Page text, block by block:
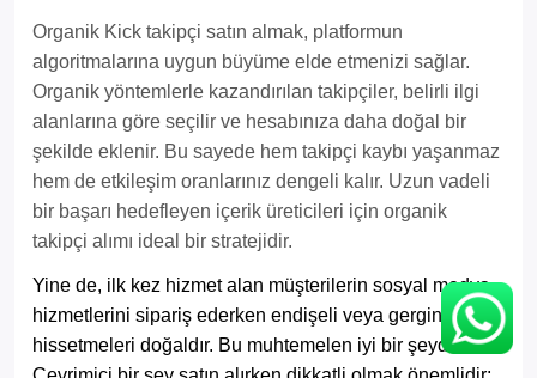
Organik Kick takipçi satın almak, platformun
algoritmalarına uygun büyüme elde etmenizi sağlar.
Organik yöntemlerle kazandırılan takipçiler, belirli ilgi
alanlarına göre seçilir ve hesabınıza daha doğal bir
şekilde eklenir. Bu sayede hem takipçi kaybı yaşanmaz
hem de etkileşim oranlarınız dengeli kalır. Uzun vadeli
bir başarı hedefleyen içerik üreticileri için organik
takipçi alımı ideal bir stratejidir.
Yine de, ilk kez hizmet alan müşterilerin sosyal medya
hizmetlerini sipariş ederken endişeli veya gergin
hissetmeleri doğaldır. Bu muhtemelen iyi bir şeydir.